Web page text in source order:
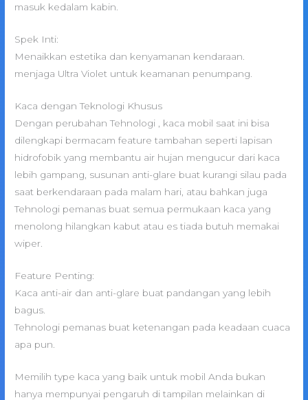
masuk kedalam kabin.
Spek Inti:
Menaikkan estetika dan kenyamanan kendaraan.
menjaga Ultra Violet untuk keamanan penumpang.
Kaca dengan Teknologi Khusus
Dengan perubahan Tehnologi , kaca mobil saat ini bisa
dilengkapi bermacam feature tambahan seperti lapisan
hidrofobik yang membantu air hujan mengucur dari kaca
lebih gampang, susunan anti-glare buat kurangi silau pada
saat berkendaraan pada malam hari, atau bahkan juga
Tehnologi pemanas buat semua permukaan kaca yang
menolong hilangkan kabut atau es tiada butuh memakai
wiper.
Feature Penting:
Kaca anti-air dan anti-glare buat pandangan yang lebih
bagus.
Tehnologi pemanas buat ketenangan pada keadaan cuaca
apa pun.
Memilih type kaca yang baik untuk mobil Anda bukan
hanya mempunyai pengaruh di tampilan melainkan di